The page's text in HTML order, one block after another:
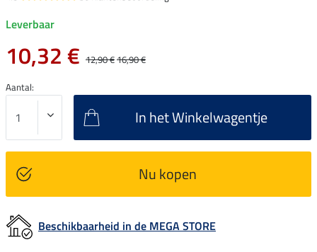
Leverbaar
10,32 € 12,90 €16,90 €
Aantal:
In het Winkelwagentje
Nu kopen
Beschikbaarheid in de MEGA STORE